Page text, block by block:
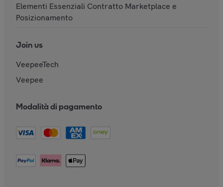
Elementi Essenziali Contratto Marketplace e
Posizionamento
Join us
VeepeeTech
Veepee
Modalità di pagamento